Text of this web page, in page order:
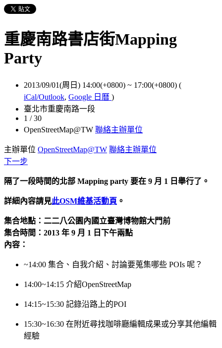
重慶南路書店街Mapping
Party
2013/09/01(周日) 14:00(+0800) ~ 17:00(+0800) (
iCal/Outlook, Google 日曆 )
臺北市重慶南路一段
1 / 30
OpenStreetMap@TW 聯絡主辦單位
主辦單位 OpenStreetMap@TW 聯絡主辦單位
下一步
隔了一段時間的北部 Mapping party 要在 9 月 1 日舉行了。
詳細內容請見此OSM維基活動頁 。
集合地點：二二八公園內國立臺灣博物館大門前
集合時間：2013 年 9 月 1 日下午兩點
內容：
~14:00 集合、自我介紹、討論要蒐集哪些 POIs 呢？
14:00~14:15 介紹OpenStreetMap
14:15~15:30 記錄沿路上的POI
15:30~16:30 在附近尋找咖啡廳編輯成果或分享其他編輯
經驗